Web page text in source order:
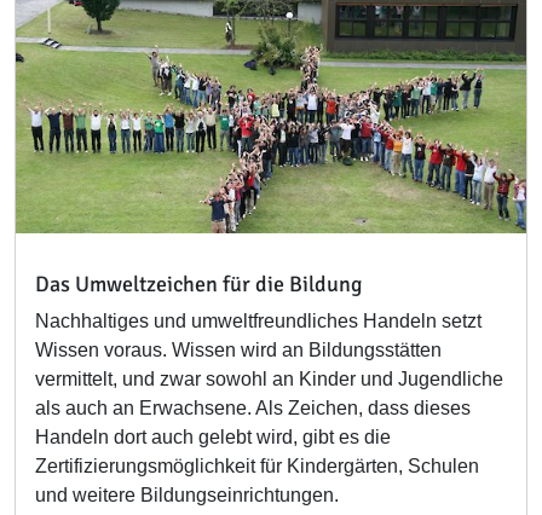
Das Umweltzeichen für die Bildung
Nachhaltiges und umweltfreundliches Handeln setzt
Wissen voraus. Wissen wird an Bildungsstätten
vermittelt, und zwar sowohl an Kinder und Jugendliche
als auch an Erwachsene. Als Zeichen, dass dieses
Handeln dort auch gelebt wird, gibt es die
Zertifizierungsmöglichkeit für Kindergärten, Schulen
und weitere Bildungseinrichtungen.